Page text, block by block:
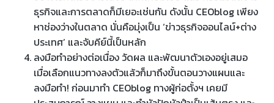
ธุรกิจและการตลาดก็มีเยอะเช่นกัน ดังนั้น CEOblog เพียง
หาช่องว่างในตลาด นั่นคือมุ่งเป็น ‘ข่าวธุรกิจออนไลน์+ต่าง
ประเทศ’ และจับคีย์นี้เป็นหลัก
ลงมือทำอย่างต่อเนื่อง วัดผล และพัฒนาตัวเองอยู่เสมอ
เมื่อเลือกแนวทางลงตัวแล้วก็มาถึงขั้นตอนวางแผนและ
ลงมือทำ! ก่อนมาทำ CEOblog ทางผู้ก่อตั้งฯ เคยมี